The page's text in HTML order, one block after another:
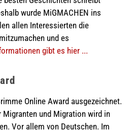
wurde MiGMACHEN ins
allen Interessierten die
und es
gibt es hier ...
Online Award ausgezeichnet.
Migranten und Migration wird in
Vor allem von Deutschen. Im